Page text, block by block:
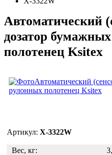
Автоматический
дозатор
полотенец Ksitex
Артикул: X-3322W
Вес, кг: